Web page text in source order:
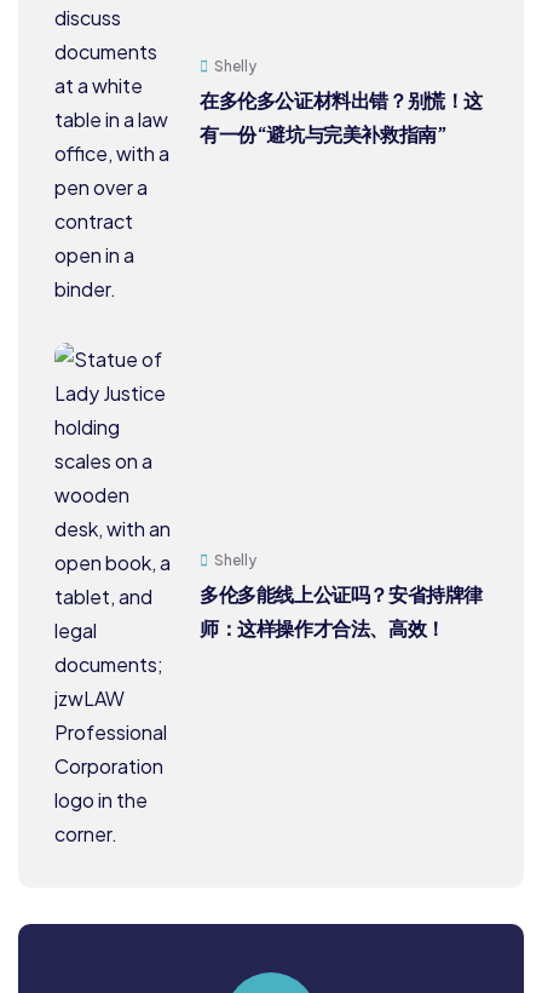
Shelly
在多伦多公证材料出错？别慌！这
有一份“避坑与完美补救指南”
Shelly
多伦多能线上公证吗？安省持牌律
师：这样操作才合法、高效！